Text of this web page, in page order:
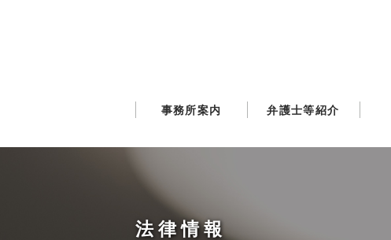
事務所案内 弁護士等紹介
法律情報